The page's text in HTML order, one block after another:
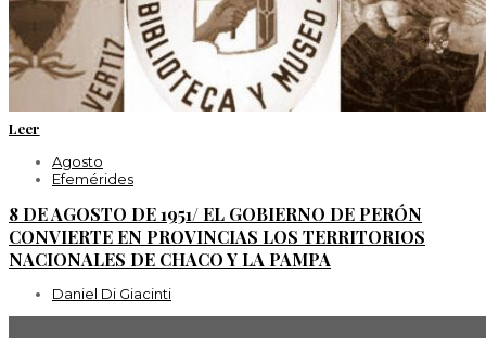
Leer
Agosto
Efemérides
8 DE AGOSTO DE 1951/ EL GOBIERNO DE PERÓN
CONVIERTE EN PROVINCIAS LOS TERRITORIOS
NACIONALES DE CHACO Y LA PAMPA
Daniel Di Giacinti